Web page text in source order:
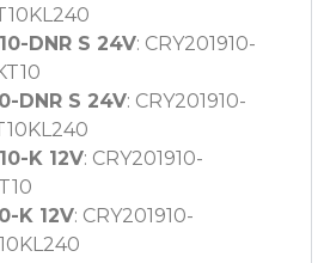
DNR S 24V: CRY201910-
DNR S 24V: CRY201910-
K 12V: CRY201910-
K 12V: CRY201910-